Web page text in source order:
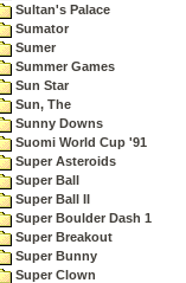
Sultan's Palace
Sumator
Sumer
Summer Games
Sun Star
Sun, The
Sunny Downs
Suomi World Cup '91
Super Asteroids
Super Ball
Super Ball II
Super Boulder Dash 1
Super Breakout
Super Bunny
Super Clown